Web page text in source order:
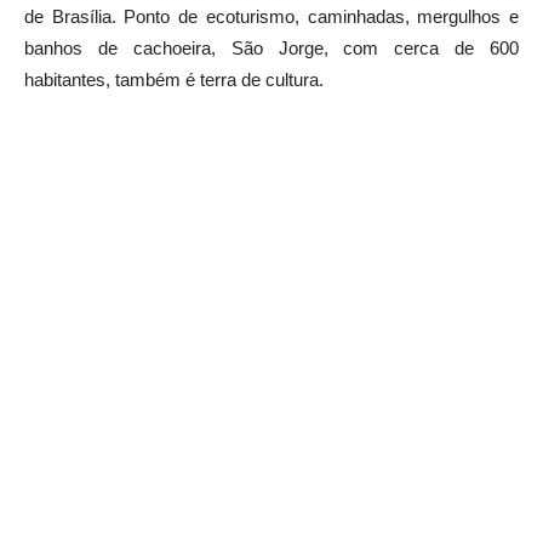
de Brasília. Ponto de ecoturismo, caminhadas, mergulhos e
banhos de cachoeira, São Jorge, com cerca de 600
habitantes, também é terra de cultura.